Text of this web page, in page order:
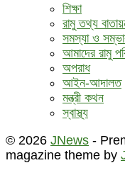
শিক্ষা
রামু তথ্য
সমস্যা ও
আমাদের রামু
অপরাধ
আইন-আদালত
মন্ত্রী কথন
স্বাস্থ্য
© 2026 JNews -
magazine theme by